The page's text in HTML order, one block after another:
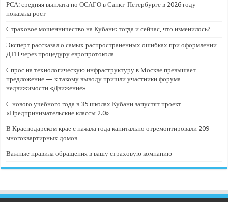
РСА: средняя выплата по ОСАГО в Санкт-Петербурге в 2026 году
показала рост
Страховое мошенничество на Кубани: тогда и сейчас, что изменилось?
Эксперт рассказал о самых распространенных ошибках при оформлении
ДТП через процедуру европротокола
Спрос на технологическую инфраструктуру в Москве превышает
предложение — к такому выводу пришли участники форума
недвижимости «Движение»
С нового учебного года в 35 школах Кубани запустят проект
«Предпринимательские классы 2.0»
В Краснодарском крае с начала года капитально отремонтировали 209
многоквартирных домов
Важные правила обращения в вашу страховую компанию